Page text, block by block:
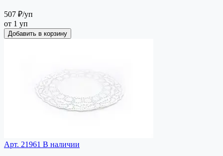
507 ₽/уп
от 1 уп
Добавить в корзину
Арт. 21961 В наличии